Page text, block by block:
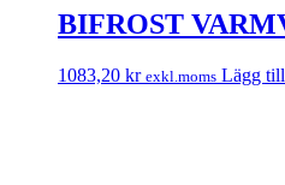
BIFROST
1083,20 kr exkl.moms Lägg